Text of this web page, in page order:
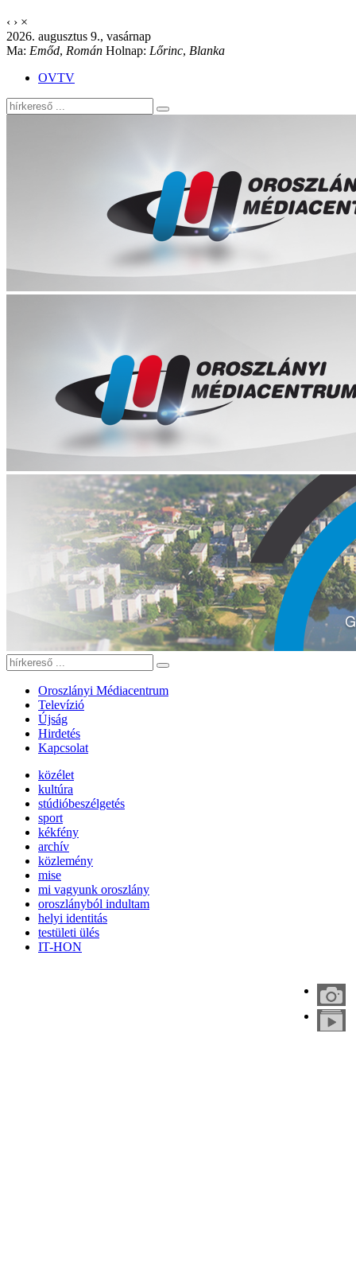
‹ › ×
2026. augusztus 9., vasárnap
Ma: Emőd, Román Holnap: Lőrinc, Blanka
OVTV
Oroszlányi Médiacentrum
Televízió
Újság
Hirdetés
Kapcsolat
közélet
kultúra
stúdióbeszélgetés
sport
kékfény
archív
közlemény
mise
mi vagyunk oroszlány
oroszlányból indultam
helyi identitás
testületi ülés
IT-HON